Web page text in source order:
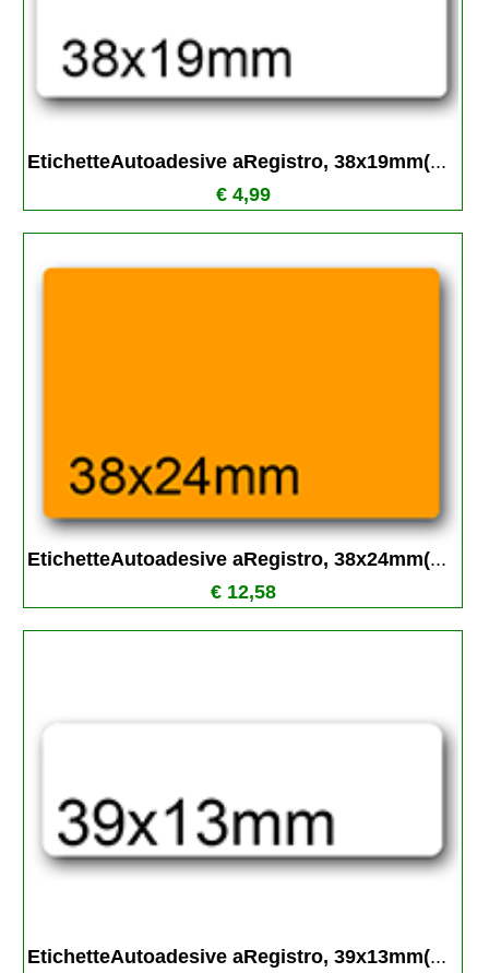
EtichetteAutoadesive aRegistro, 38x19mm(...
€ 4,99
EtichetteAutoadesive aRegistro, 38x24mm(...
€ 12,58
EtichetteAutoadesive aRegistro, 39x13mm(...